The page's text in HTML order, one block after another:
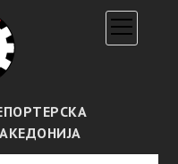
open
menu